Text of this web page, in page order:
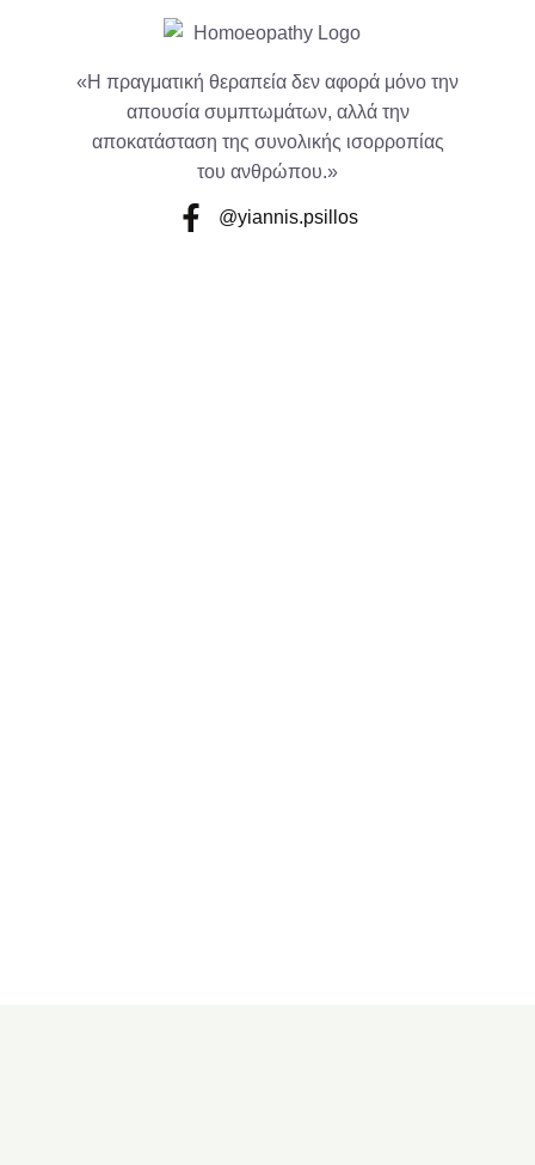
«Η πραγματική θεραπεία δεν αφορά μόνο την
απουσία συμπτωμάτων, αλλά την
αποκατάσταση της συνολικής ισορροπίας
του ανθρώπου.»
@yiannis.psillos